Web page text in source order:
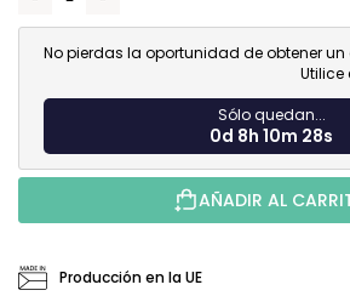
No pierdas la oportunidad de obtener
Utilice
Sólo quedan...
0d 8h 10m 27s
AÑADIR AL
Producción en la UE